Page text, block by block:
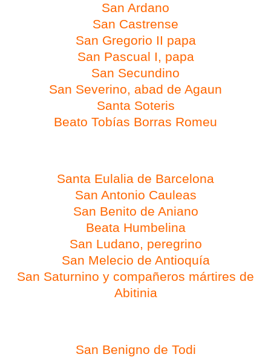
San Ardano
San Castrense
San Gregorio II papa
San Pascual I, papa
San Secundino
San Severino, abad de Agaun
Santa Soteris
Beato Tobías Borras Romeu
Santa Eulalia de Barcelona
San Antonio Cauleas
San Benito de Aniano
Beata Humbelina
San Ludano, peregrino
San Melecio de Antioquía
San Saturnino y compañeros mártires de
Abitinia
San Benigno de Todi